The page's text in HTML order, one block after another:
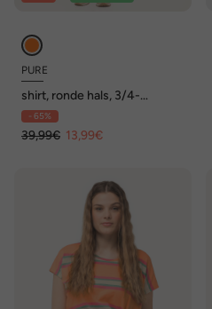
PURE
shirt, ronde hals, 3/4-
mouwen, biologisch katoen
- 65%
39,99€ 13,99€